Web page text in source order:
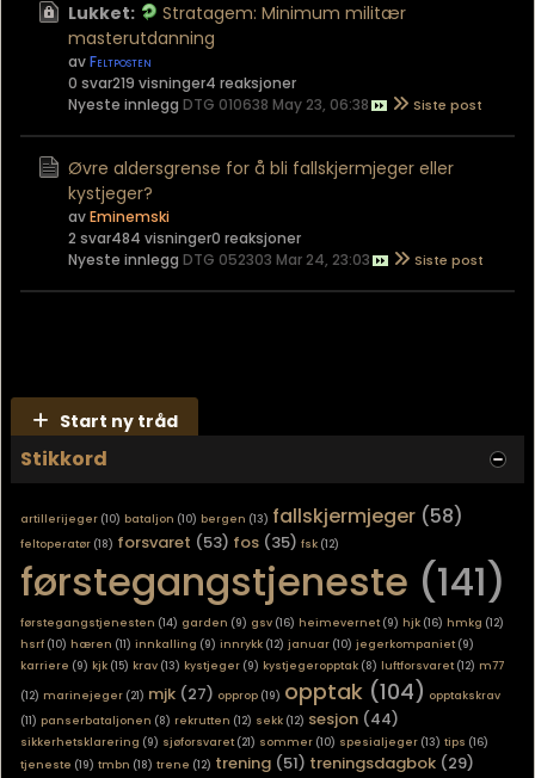
Lukket:
Stratagem: Minimum militær
masterutdanning
avFeltposten
0 svar219 visninger4 reaksjoner
Nyeste innlegg DTG 010638 May 23, 06:38
Øvre aldersgrense for å bli fallskjermjeger eller
kystjeger?
avEminemski
2 svar484 visninger0 reaksjoner
Nyeste innlegg DTG 052303 Mar 24, 23:03
Start ny tråd
Stikkord
artillerijeger (10) bataljon (10) bergen (13) fallskjermjeger (58)
feltoperatør (18) forsvaret (53) fos (35) fsk (12)
førstegangstjeneste (141)
førstegangstjenesten (14) garden (9) gsv (16) heimevernet (9) hjk (16) hmkg (12)
hsrf (10) hæren (11) innkalling (9) innrykk (12) januar (10) jegerkompaniet (9)
karriere (9) kjk (15) krav (13) kystjeger (9) kystjegeropptak (8) luftforsvaret (12) m77
(12) marinejeger (21) mjk (27) opprop (19) opptak (104) opptakskrav
(11) panserbataljonen (8) rekrutten (12) sekk (12) sesjon (44)
sikkerhetsklarering (9) sjøforsvaret (21) sommer (10) spesialjeger (13) tips (16)
tjeneste (19) tmbn (18) trene (12) trening (51) treningsdagbok (29)